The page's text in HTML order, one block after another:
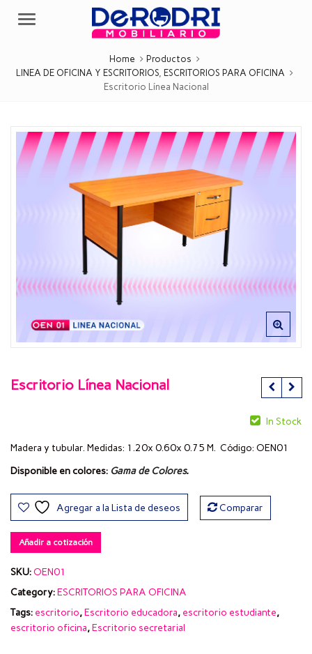
Menu
Home
Productos
LINEA DE OFICINA Y ESCRITORIOS, ESCRITORIOS PARA OFICINA
Escritorio Línea Nacional
Escritorio Línea Nacional
In Stock
Madera y tubular. Medidas: 1.20x 0.60x 0.75 M. Código: OEN01
Disponible en colores: Gama de Colores.
Agregar a la Lista de deseos Comparar
Añadir a cotización
SKU:OEN01
Category:ESCRITORIOS PARA OFICINA
Tags: escritorio,Escritorio educadora, escritorio estudiante,
escritorio oficina,Escritorio secretarial